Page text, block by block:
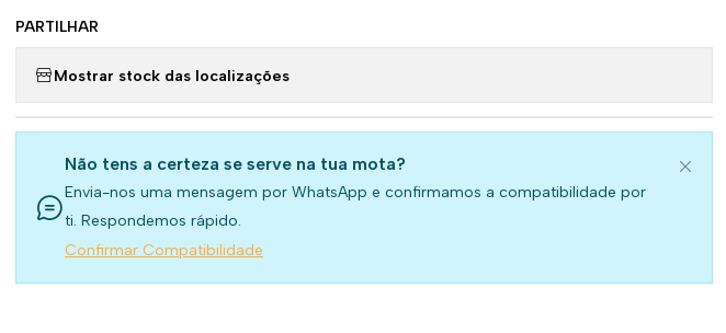
PARTILHAR
Mostrar stock das localizações
Não tens a certeza se serve na tua mota?
Envia-nos uma mensagem por WhatsApp e confirmamos a compatibilidade por
ti. Respondemos rápido.
Confirmar Compatibilidade